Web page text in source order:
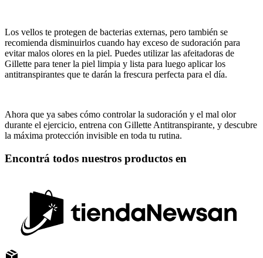
Los vellos te protegen de bacterias externas, pero también se
recomienda disminuirlos cuando hay exceso de sudoración para
evitar malos olores en la piel. Puedes utilizar las afeitadoras de
Gillette para tener la piel limpia y lista para luego aplicar los
antitranspirantes que te darán la frescura perfecta para el día.
Ahora que ya sabes cómo controlar la sudoración y el mal olor
durante el ejercicio, entrena con Gillette Antitranspirante, y descubre
la máxima protección invisible en toda tu rutina.
Encontrá todos nuestros productos en